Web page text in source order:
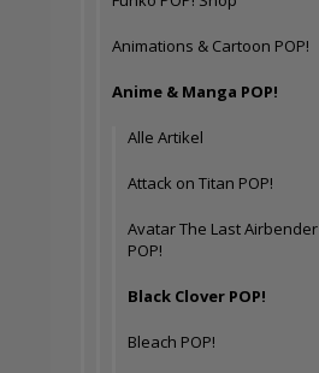
Animations & Cartoon POP!
Anime & Manga POP!
Alle Artikel
Attack on Titan POP!
Avatar The Last Airbender
POP!
Black Clover POP!
Bleach POP!